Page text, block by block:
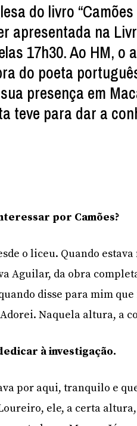
do livro “Camões
apresentada na
17h30. Ao HM, o
do poeta
presença em
teve para dar a
por Camões?
o liceu. Quando
Aguilar, da obra
disse para mim que
Naquela altura, a
à investigação.
por aqui, tranquilo e
ele, a certa